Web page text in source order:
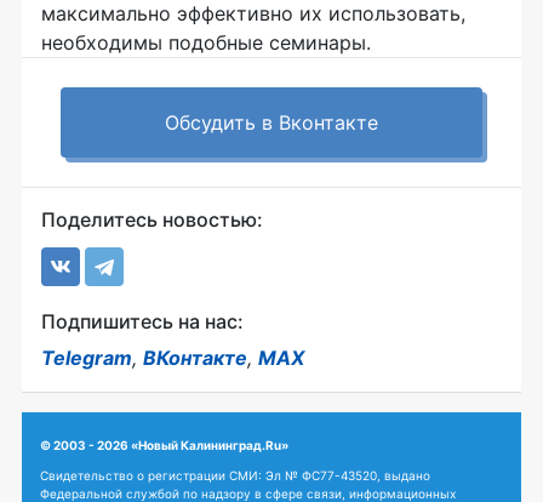
максимально эффективно их использовать,
необходимы подобные семинары.
Обсудить в Вконтакте
Поделитесь новостью:
Подпишитесь на нас:
Telegram, ВКонтакте, MAX
© 2003 - 2026 «Новый Калининград.Ru»
Свидетельство о регистрации СМИ: Эл № ФС77-43520, выдано
Федеральной службой по надзору в сфере связи, информационных